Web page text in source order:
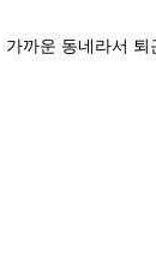
가까운 동네라서